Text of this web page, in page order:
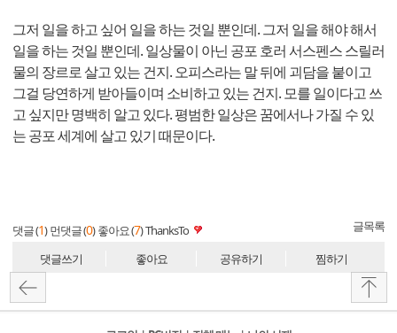
그저 일을 하고 싶어 일을 하는 것일 뿐인데. 그저 일을 해야 해서
일을 하는 것일 뿐인데. 일상물이 아닌 공포 호러 서스펜스 스릴러
물의 장르로 살고 있는 건지. 오피스라는 말 뒤에 괴담을 붙이고
그걸 당연하게 받아들이며 소비하고 있는 건지. 모를 일이다고 쓰
고 싶지만 명백히 알고 있다. 평범한 일상은 꿈에서나 가질 수 있
는 공포 세계에 살고 있기 때문이다.
댓글 (1) 먼댓글 (0) 좋아요 (7)ThanksTo 글목록
댓글쓰기 좋아요 공유하기 찜하기